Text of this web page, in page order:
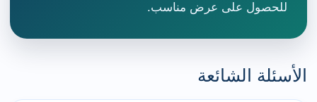
للحصول على عرض مناسب.
الأسئلة الشائعة